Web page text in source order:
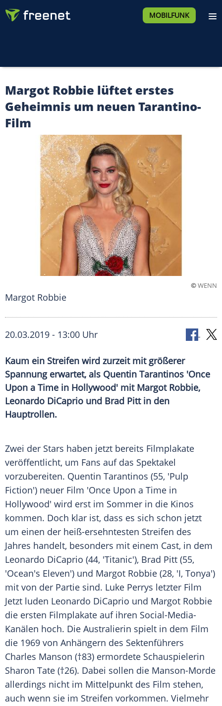
MOBILFUNK
Margot Robbie lüftet erstes
Geheimnis um neuen Tarantino-
Film
©WENN
Margot Robbie
20.03.2019 - 13:00 Uhr
Kaum ein Streifen wird zurzeit mit größerer
Spannung erwartet, als Quentin Tarantinos 'Once
Upon a Time in Hollywood' mit Margot Robbie,
Leonardo DiCaprio und Brad Pitt in den
Hauptrollen.
Zwei der Stars haben jetzt bereits Filmplakate
veröffentlicht, um Fans auf das Spektakel
vorzubereiten. Quentin Tarantinos (55, 'Pulp
Fiction') neuer Film 'Once Upon a Time in
Hollywood' wird erst im Sommer in die Kinos
kommen. Doch klar ist, dass es sich schon jetzt
um einen der heiß-ersehntesten Streifen des
Jahres handelt, besonders mit einem Cast, in dem
Leonardo DiCaprio (44, 'Titanic'), Brad Pitt (55,
'Ocean's Eleven') und Margot Robbie (28, 'I, Tonya')
mit von der Partie sind. Luke Perrys letzter Film
Jetzt luden Leonardo DiCaprio und Margot Robbie
die ersten Filmplakate auf ihren Social-Media-
Kanälen hoch. Die Australierin spielt in dem Film
die 1969 von Anhängern des Sektenführers
Charles Manson (†83) ermordete Schauspielerin
Sharon Tate (†26). Dabei sollen die Manson-Morde
allerdings nicht im Mittelpunkt des Film stehen,
auch wenn sie im Streifen vorkommen. Vielmehr